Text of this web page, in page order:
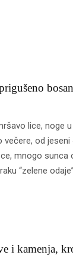
lice, noge
od
mnogo sunca
“zelene
i kamenja,